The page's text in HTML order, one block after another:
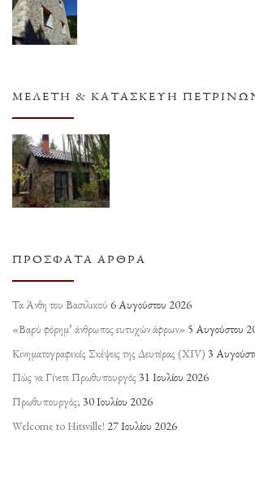
ΜΕΛΈΤΗ & ΚΑΤΑΣΚΕΥΉ
ΠΡΌΣΦΑΤΑ ΆΡΘΡΑ
Τα Άνθη του Βασιλικού 6 Αυγούστου 2026
«Βαρύ φόρημ’ άνθρωπος ευτυχών άφρων» 5 Αυγούστου
Κινηματογραφικές Σκέψεις της Δευτέρας (ΧΙV) 3
Πώς να Γίνετε Πρωθυπουργός 31 Ιουλίου 2026
Πρωθυπουργός; 30 Ιουλίου 2026
Welcome to Hitsville! 27 Ιουλίου 2026